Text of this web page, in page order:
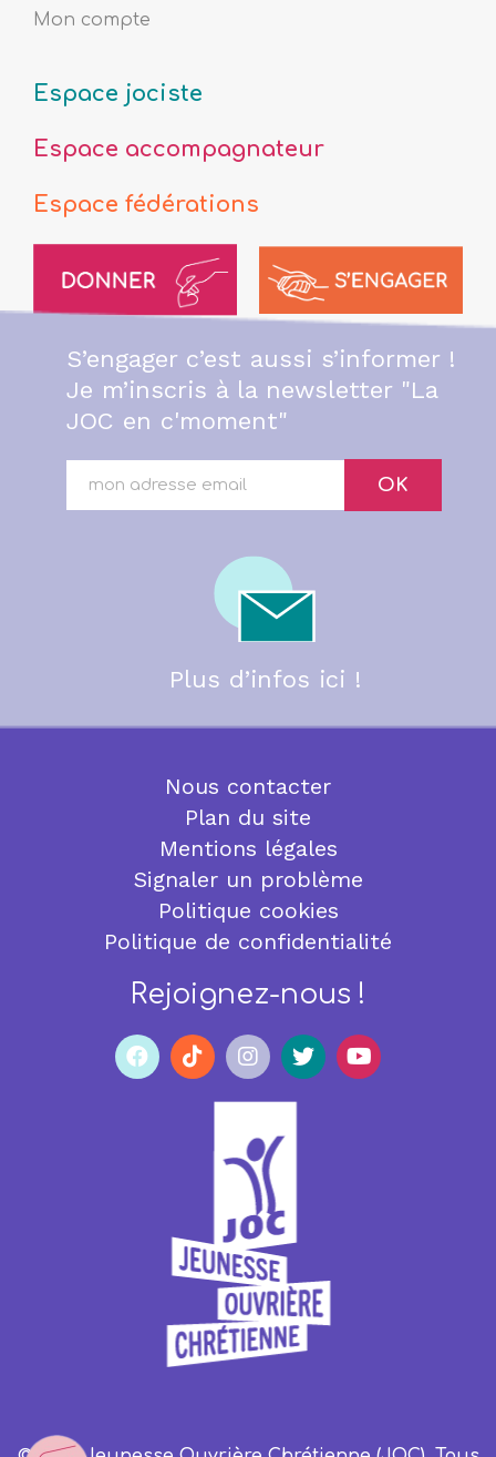
Mon compte
Espace jociste
Espace accompagnateur
Espace fédérations
S’engager c’est aussi s’informer !
Je m’inscris à la newsletter "La
JOC en c'moment"
OK
Plus d’infos ici !
Nous contacter
Plan du site
Mentions légales
Signaler un problème
Politique cookies
Politique de confidentialité
Rejoignez-nous !